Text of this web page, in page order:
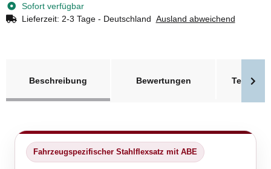
Sofort verfügbar
Lieferzeit: 2-3 Tage - Deutschland Ausland abweichend
Beschreibung
Bewertungen
Fahrzeugspezifischer Stahlflexsatz mit ABE